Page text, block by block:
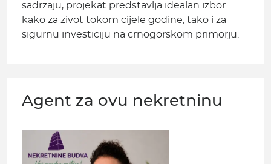
sadrzaju, projekat predstavlja idealan izbor
kako za zivot tokom cijele godine, tako i za
sigurnu investiciju na crnogorskom primorju.
Agent za ovu nekretninu